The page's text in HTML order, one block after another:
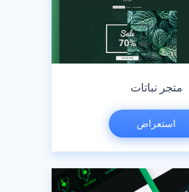
متجر نباتات
استعراض